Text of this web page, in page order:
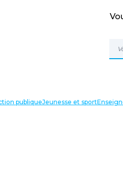
publiqueJeunesse et sport